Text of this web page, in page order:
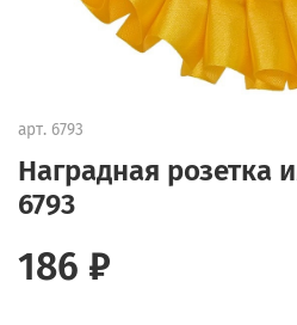
арт. 6793
Наградная розетка
6793
186 ₽